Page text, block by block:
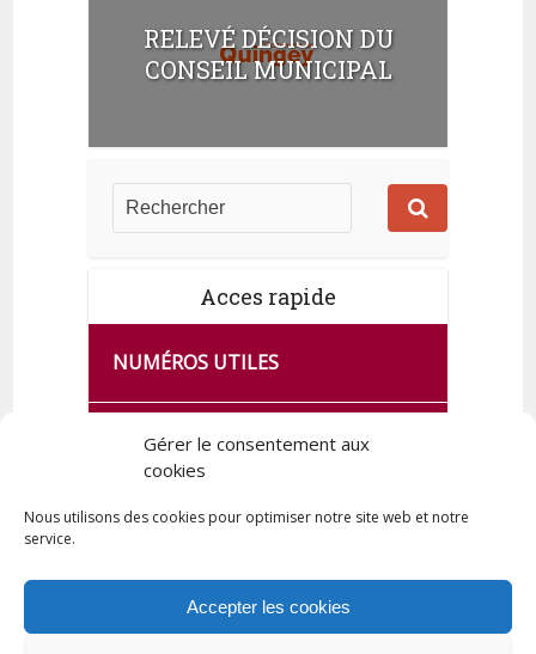
Gérer le consentement aux
cookies
Nous utilisons des cookies pour optimiser notre site web et notre
service.
Accepter les cookies
RELEVÉ DÉCISION DU
CONSEIL MUNICIPAL
Acces rapide
NUMÉROS UTILES
CA SE PASSE À FRANCE SERVICES
DE QUINGEY